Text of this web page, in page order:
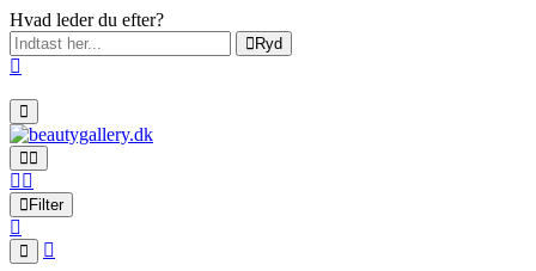
Hvad leder du efter?
Ryd
Filter